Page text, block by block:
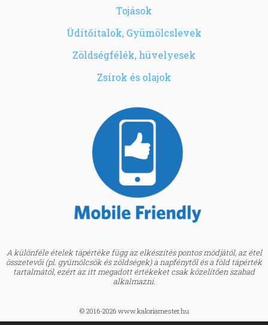
Tojások
Üdítőitalok, Gyümölcslevek
Zöldségfélék, hüvelyesek
Zsírok és olajok
A különféle ételek tápértéke függ az elkészítés pontos módjától, az étel
összetevői (pl. gyümölcsök és zöldségek) a napfénytől és a föld tápérték
tartalmától, ezért az itt megadott értékeket csak közelítően szabad
alkalmazni.
© 2016-2026 www.kaloriamester.hu